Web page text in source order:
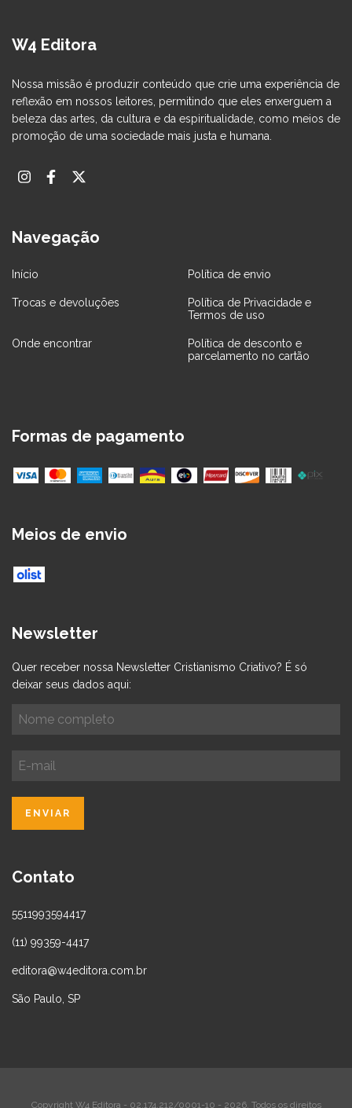
W4 Editora
Nossa missão é produzir conteúdo que crie uma experiência de
reflexão em nossos leitores, permitindo que eles enxerguem a
beleza das artes, da cultura e da espiritualidade, como meios de
promoção de uma sociedade mais justa e humana.
Navegação
Início Política de envio
Trocas e devoluções
Política de Privacidade e
Termos de uso
Onde encontrar
Política de desconto e
parcelamento no cartão
Formas de pagamento
Meios de envio
Newsletter
Quer receber nossa Newsletter Cristianismo Criativo? É só
deixar seus dados aqui:
Contato
5511993594417
(11) 99359-4417
editora@w4editora.com.br
São Paulo, SP
Copyright W4 Editora - 02.174.212/0001-10 - 2026. Todos os direitos